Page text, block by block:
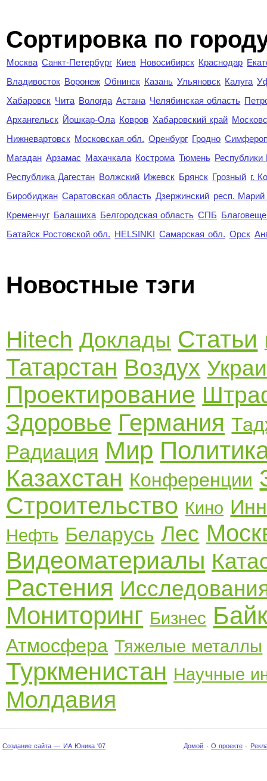
Cортировка по
Москва Санкт-Петербург Киев Новосибирск Краснодар
Владивосток Воронеж Обнинск Казань Ульяновск Калуга
Хабаровск Чита Вологда Астана Челябинская область
Архангельск Йошкар-Ола Ковров Хабаровский край
Нижневартовск Московская обл. Оренбург Гродно
Магадан Арзамас Махачкала Кострома Тюмень Республики
Республика Дагестан Волжский Ижевск Брянск Грозный г.
Биробиджан Саратовская область Дзержинский респ.
Кременчуг Балашиха Белгородская область СПБ
Батайск Ростовской обл. HELSINKI Самарская обл. Орск
Новостные тэги
Hitech Доклады Статьи
Татарстан Воздух
Проектирование
Здоровье Германия
Радиация Мир
Казахстан Конференции
Строительство Кино
Нефть Беларусь Лес
Видеоматериалы
Растения
Мониторинг Бизнес
Атмосфера Тяжелые металлы
Туркменистан Научные
Молдавия
Создание сайта — ИА Юника '07 Домой · О проекте ·